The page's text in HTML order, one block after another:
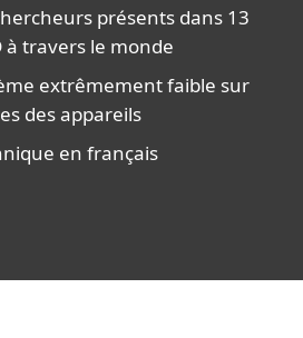
présents dans 13
à travers le monde​
extrêmement faible sur
des appareils​​
en français